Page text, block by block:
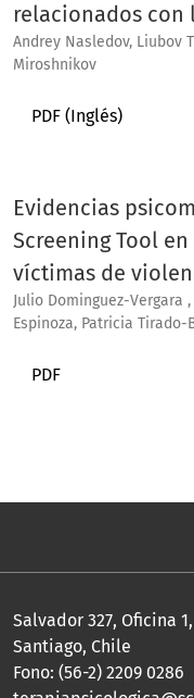
relacionados con
Andrey Nasledov, Liubov
Miroshnikov
PDF (Inglés)
Evidencias
Screening Tool
víctimas de
Julio Dominguez-Vergara
Espinoza, Patricia Tirado-
PDF
Salvador 327, Oficina
Santiago, Chile
Fono: (56-2) 2209 0286